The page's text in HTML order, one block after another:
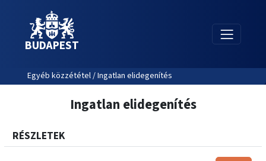
BUDAPEST
Egyéb közzététel / Ingatlan elidegenítés
Ingatlan elidegenítés
RÉSZLETEK